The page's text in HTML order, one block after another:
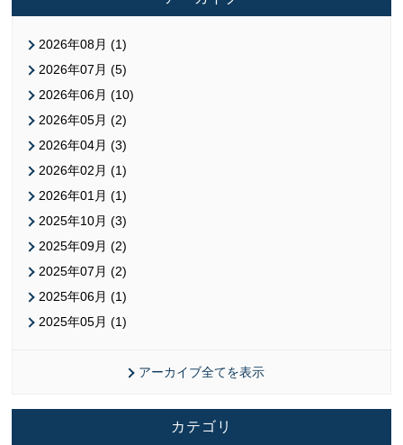
2026年08月 (1)
2026年07月 (5)
2026年06月 (10)
2026年05月 (2)
2026年04月 (3)
2026年02月 (1)
2026年01月 (1)
2025年10月 (3)
2025年09月 (2)
2025年07月 (2)
2025年06月 (1)
2025年05月 (1)
アーカイブ全てを表示
カテゴリ